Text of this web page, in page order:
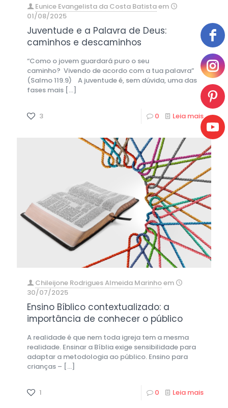
Eunice Evangelista da Costa Batistaem
01/08/2025
Juventude e a Palavra de Deus:
caminhos e descaminhos
“Como o jovem guardará puro o seu
caminho? Vivendo de acordo com a tua palavra”
(Salmo 119.9) A juventude é, sem dúvida, uma das
fases mais […]
3 0 Leia mais
Chileijone Rodrigues Almeida Marinhoem
30/07/2025
Ensino Bíblico contextualizado: a
importância de conhecer o público
A realidade é que nem toda igreja tem a mesma
realidade. Ensinar a Bíblia exige sensibilidade para
adaptar a metodologia ao público. Ensino para
crianças – […]
1 0 Leia mais